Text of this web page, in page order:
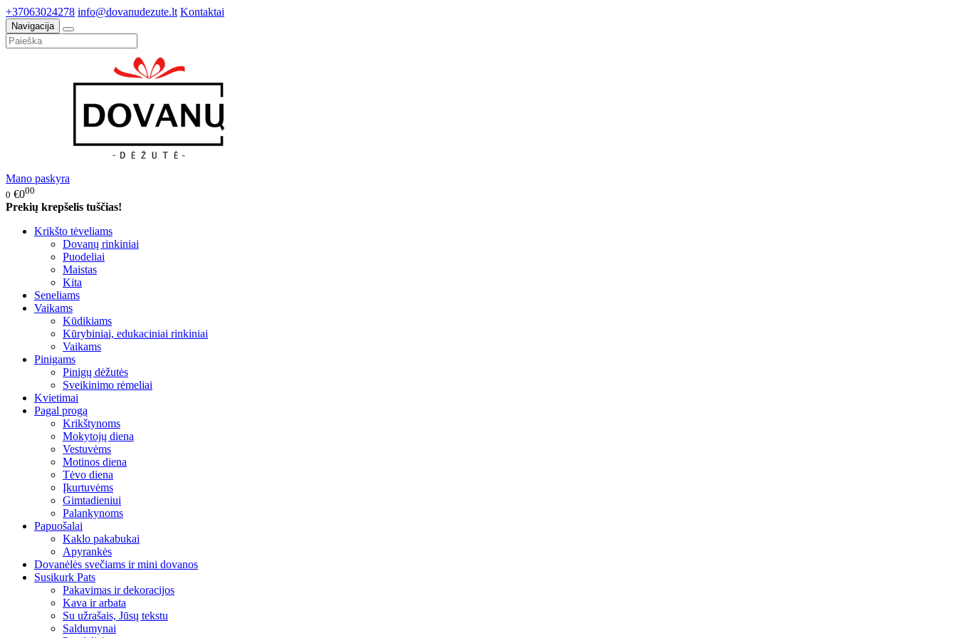
+37063024278 info@dovanudezute.lt Kontaktai
Navigacija
Mano paskyra
0 €000
Prekių krepšelis tuščias!
Krikšto tėveliams
Dovanų rinkiniai
Puodeliai
Maistas
Kita
Seneliams
Vaikams
Kūdikiams
Kūrybiniai, edukaciniai rinkiniai
Vaikams
Pinigams
Pinigų dėžutės
Sveikinimo rėmeliai
Kvietimai
Pagal progą
Krikštynoms
Mokytojų diena
Vestuvėms
Motinos diena
Tėvo diena
Įkurtuvėms
Gimtadieniui
Palankynoms
Papuošalai
Kaklo pakabukai
Apyrankės
Dovanėlės svečiams ir mini dovanos
Susikurk Pats
Pakavimas ir dekoracijos
Kava ir arbata
Su užrašais, Jūsų tekstu
Saldumynai